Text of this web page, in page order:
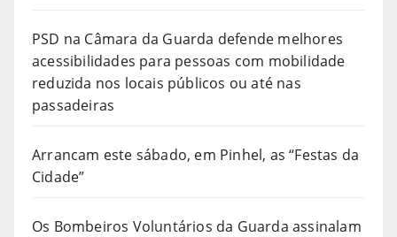
PSD na Câmara da Guarda defende melhores
acessibilidades para pessoas com mobilidade
reduzida nos locais públicos ou até nas
passadeiras
Arrancam este sábado, em Pinhel, as “Festas da
Cidade”
Os Bombeiros Voluntários da Guarda assinalam